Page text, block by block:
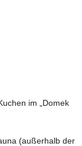
und genießen
Heilklima.
besonders in den
Ruhebedürftige
im „Domek
(außerhalb der